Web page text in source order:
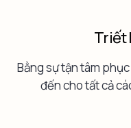
Triết
Bằng sự tận tâm
đến cho tất cả